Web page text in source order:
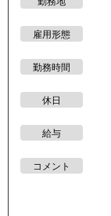
雇用形態
勤務時間
休日
給与
コメント